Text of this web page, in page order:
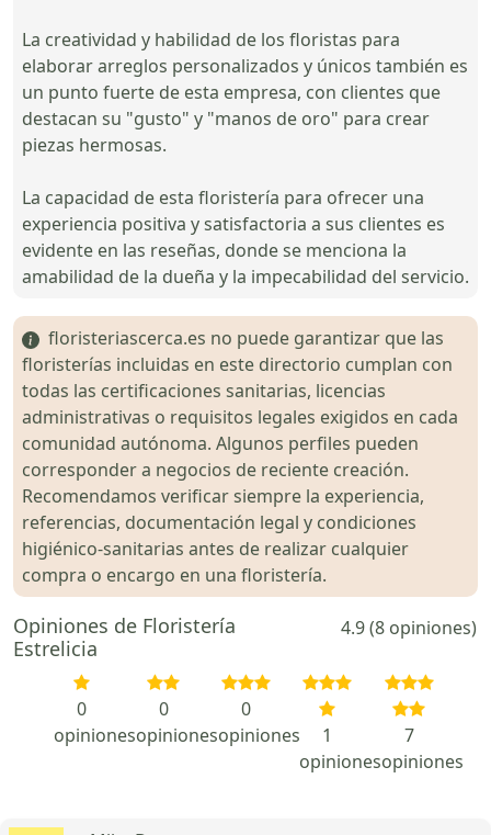
La creatividad y habilidad de los floristas para
elaborar arreglos personalizados y únicos también es
un punto fuerte de esta empresa, con clientes que
destacan su "gusto" y "manos de oro" para crear
piezas hermosas.
La capacidad de esta floristería para ofrecer una
experiencia positiva y satisfactoria a sus clientes es
evidente en las reseñas, donde se menciona la
amabilidad de la dueña y la impecabilidad del servicio.
floristeriascerca.es no puede garantizar que las
floristerías incluidas en este directorio cumplan con
todas las certificaciones sanitarias, licencias
administrativas o requisitos legales exigidos en cada
comunidad autónoma. Algunos perfiles pueden
corresponder a negocios de reciente creación.
Recomendamos verificar siempre la experiencia,
referencias, documentación legal y condiciones
higiénico-sanitarias antes de realizar cualquier
compra o encargo en una floristería.
Opiniones de Floristería
Estrelicia
4.9 (8 opiniones)
0
opiniones
0
opiniones
0
opiniones
1
opiniones
7
opiniones